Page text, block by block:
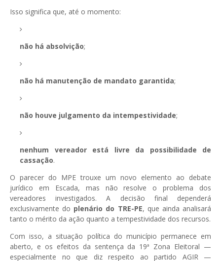
Isso significa que, até o momento:
não há absolvição;
não há manutenção de mandato garantida;
não houve julgamento da intempestividade;
nenhum vereador está livre da possibilidade de
cassação.
O parecer do MPE trouxe um novo elemento ao debate
jurídico em Escada, mas não resolve o problema dos
vereadores investigados. A decisão final dependerá
exclusivamente do plenário do TRE-PE, que ainda analisará
tanto o mérito da ação quanto a tempestividade dos recursos.
Com isso, a situação política do município permanece em
aberto, e os efeitos da sentença da 19ª Zona Eleitoral —
especialmente no que diz respeito ao partido AGIR —